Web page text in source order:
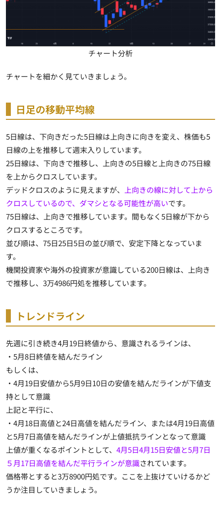
チャート分析
チャートを細かく見ていきましょう。
日足の移動平均線
5日線は、下向きだった5日線は上向きに向きを変え、株価も5
日線の上を推移して週末入りしています。
25日線は、下向きで推移し、上向きの5日線と上向きの75日線
を上からクロスしています。
デッドクロスのように見えますが、 上向きの線に対して上から
クロスしているので、ダマシとなる可能性が高いです。
75日線は、上向きで推移しています。間もなく5日線が下から
クロスするところです。
並び順は、75日25日5日の並び順で、安定下降となっていま
す。
機関投資家や海外の投資家が意識している200日線は、上向き
で推移し、3万4986円処を推移しています。
トレンドライン
先週に引き続き4月19日終値から、意識されるラインは、
・5月8日終値を結んだライン
もしくは、
・4月19日安値から5月9日10日の安値を結んだラインが下値支
持として意識
上記と平行に、
・4月18日高値と24日高値を結んだライン、または4月19日高値
と5月7日高値を結んだラインが上値抵抗ラインとなって意識
上値が重くなるポイントとして、 4月5日4月15日安値と5月7日
５月17日高値を結んだ平行ラインが意識されています。
価格帯とすると3万8900円処です。ここを上抜けていけるかど
うか注目していきましょう。